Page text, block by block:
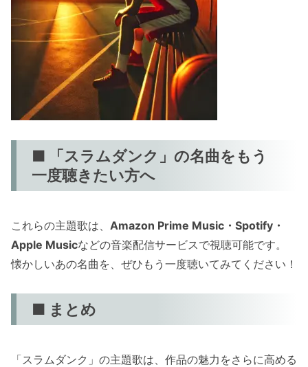
■ 「スラムダンク」の名曲をもう
一度聴きたい方へ
これらの主題歌は、 Amazon Prime Music・Spotify・
Apple Musicなどの音楽配信サービスで視聴可能です。
懐かしいあの名曲を、ぜひもう一度聴いてみてください！
■ まとめ
「スラムダンク」の主題歌は、作品の魅力をさらに高める